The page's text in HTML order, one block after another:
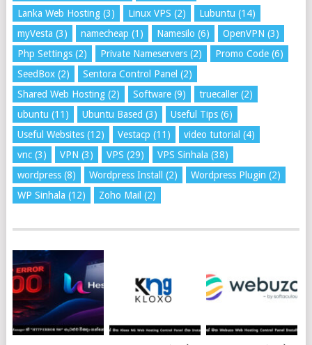
Lanka Web Hosting(3) Linux VPS (2) Lubuntu (14)
myVesta (3) namecheap (1) Namesilo (6) OpenVPN (3)
Php Settings(2) Private Nameservers(2) Promo Code(6)
SeedBox(2) Sentora Control Panel (2)
Shared Web Hosting(2) Software(9) truecaller(2)
ubuntu (11) Ubuntu Based (3) Useful Tips(6)
Useful Websites(12) Vestacp (11) video tutorial (4)
vnc(3) VPN (3) VPS (29) VPS Sinhala (38)
wordpress(8) Wordpress Install (2) Wordpress Plugin (2)
WP Sinhala (12) Zoho Mail (2)